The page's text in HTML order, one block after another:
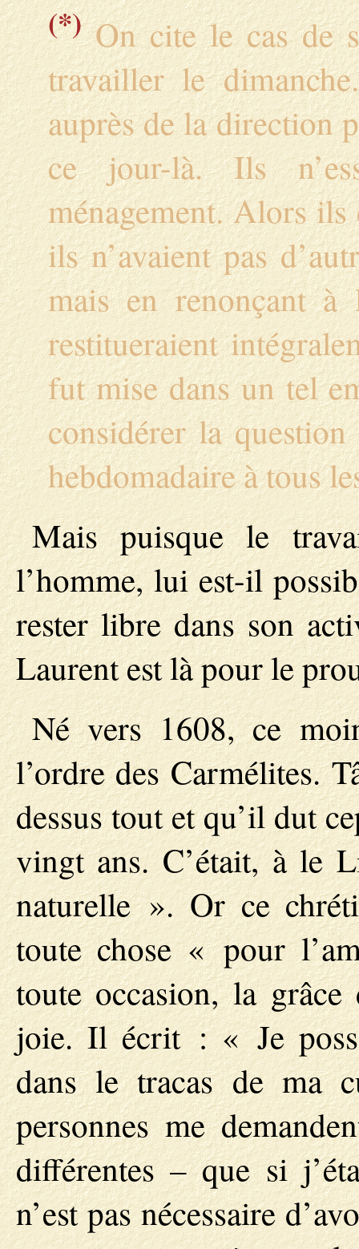
(*)On cite le cas de
travailler le
auprès de la direction
ce jour-là. Ils
ménagement. Alors ils
ils n’avaient pas
mais en renonçant à
restitueraient
fut mise dans un tel
considérer la
hebdomadaire à tous
Mais puisque le
l’homme, lui est-il
rester libre dans son
Laurent est là pour le
Né vers 1608, ce
l’ordre des Carmélites.
dessus tout et qu’il dut
vingt ans. C’était, à le
naturelle ». Or ce
toute chose « pour
toute occasion, la grâce
joie. Il écrit : « Je
dans le tracas de ma
personnes me
différentes – que si
n’est pas nécessaire